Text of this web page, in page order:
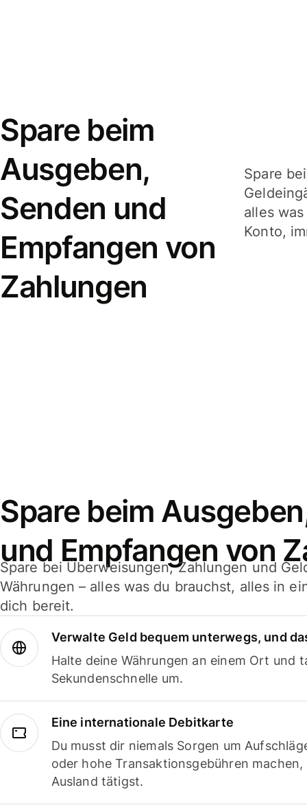
Spare beim
Ausgeben,
Senden und
Empfangen von
Zahlungen
Spare
alles
Konto,
Spare beim
und Empfangen von
Spare bei Überweisungen, Zahlungen und
Währungen – alles was du brauchst, alles in
dich bereit.
Verwalte Geld bequem unterwegs, und
Halte deine Währungen an einem Ort und
Sekundenschnelle um.
Eine internationale Debitkarte
Du musst dir niemals Sorgen um
oder hohe Transaktionsgebühren
Ausland tätigst.